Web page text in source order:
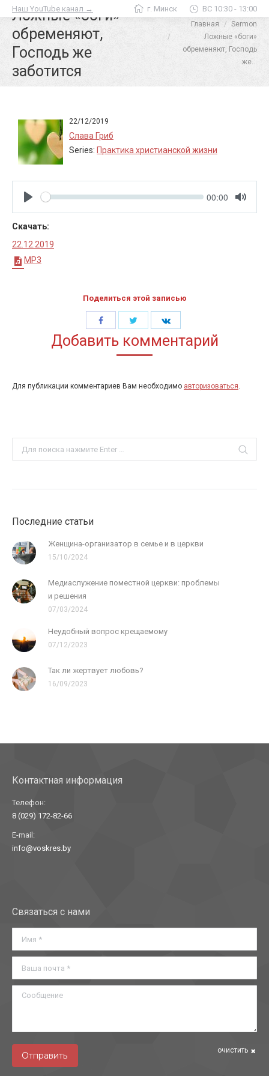
Наш YouTube канал → г. Минск ВС 10:30 - 13:00
Ложные «боги»
обременяют,
Господь же
заботится
Вы здесь:Главная
Sermon
Ложные «боги»
обременяют, Господь
же…
22/12/2019
Слава Гриб
Series: Практика христианской жизни
Seek Current
00:00
Скачать:
22.12.2019
MP3
Поделиться этой записью
Share
with
Facebook
with
Twitter
Share
with
Добавить комментарий
Для публикации комментариев Вам необходимо авторизоваться.
Последние статьи
Женщина-организатор в семье и в церкви
15/10/2024
Медиаслужение поместной церкви: проблемы
и решения
07/03/2024
Неудобный вопрос крещаемому
07/12/2023
Так ли жертвует любовь?
16/09/2023
Контактная информация
Телефон:
8 (029) 172-82-66
E-mail:
info@voskres.by
Связаться с нами
Сообщение
Отправить очистить